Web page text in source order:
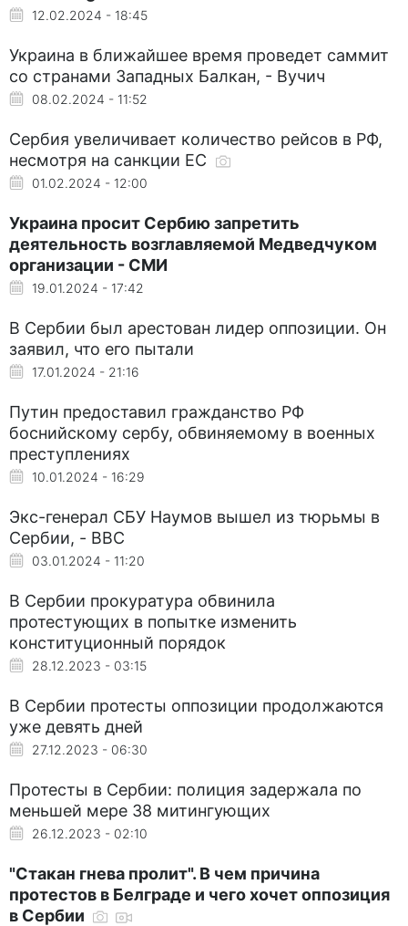
12.02.2024 - 18:45
Украина в ближайшее время проведет саммит
со странами Западных Балкан, - Вучич
08.02.2024 - 11:52
Сербия увеличивает количество рейсов в РФ,
несмотря на санкции ЕС
01.02.2024 - 12:00
Украина просит Сербию запретить
деятельность возглавляемой Медведчуком
организации - СМИ
19.01.2024 - 17:42
В Сербии был арестован лидер оппозиции. Он
заявил, что его пытали
17.01.2024 - 21:16
Путин предоставил гражданство РФ
боснийскому сербу, обвиняемому в военных
преступлениях
10.01.2024 - 16:29
Экс-генерал СБУ Наумов вышел из тюрьмы в
Сербии, - BBC
03.01.2024 - 11:20
В Сербии прокуратура обвинила
протестующих в попытке изменить
конституционный порядок
28.12.2023 - 03:15
В Сербии протесты оппозиции продолжаются
уже девять дней
27.12.2023 - 06:30
Протесты в Сербии: полиция задержала по
меньшей мере 38 митингующих
26.12.2023 - 02:10
"Стакан гнева пролит". В чем причина
протестов в Белграде и чего хочет оппозиция
в Сербии